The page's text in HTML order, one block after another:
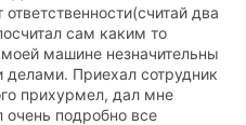
два
сам каким то
машине незначительны
делами. Приехал сотрудник
прихурмел, дал мне
очень подробно все